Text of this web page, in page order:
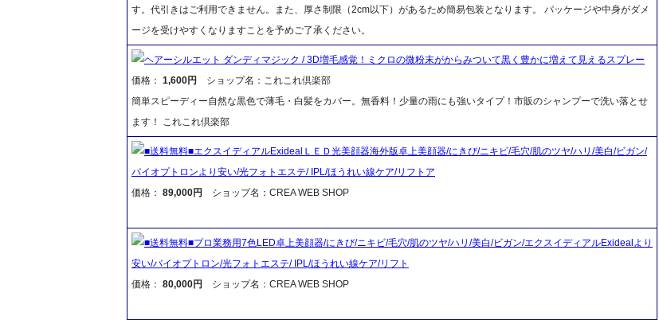
す。代引きはご利用できません。また、厚さ制限（2cm以下）があるため簡易包装となります。 パッケージや中身がダメ
ージを受けやすくなりますことを予めご了承ください。
ヘアーシルエット ダンディマジック / 3D増毛感覚！ミクロの微粉末がからみついて黒く豊かに増えて見えるスプレー
価格： 1,600円
ショップ名：これこれ倶楽部
簡単スピーディー自然な黒色で薄毛・白髪をカバー。無香料！少量の雨にも強いタイプ！市販のシャンプーで洗い落とせ
ます！ これこれ倶楽部
■送料無料■エクスイディアルExidealＬＥＤ光美顔器海外版卓上美顔器/にきび/ニキビ/毛穴/肌のツヤ/ハリ/美白/ビガン/
バイオプトロンより安い/光フォトエステ/ IPL/ほうれい線ケア/リフトア
価格： 89,000円 ショップ名：CREA WEB SHOP
■送料無料■プロ業務用7色LED卓上美顔器/にきび/ニキビ/毛穴/肌のツヤ/ハリ/美白/ビガン/エクスイディアルExidealより
安い/バイオプトロン/光フォトエステ/ IPL/ほうれい線ケア/リフト
価格： 80,000円 ショップ名：CREA WEB SHOP